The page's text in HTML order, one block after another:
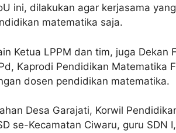
ini, dilakukan agar kerjasama
matematika saja.
Ketua LPPM dan tim, juga Dekan
Kaprodi Pendidikan Matematika
dosen pendidikan matematika.
Desa Garajati, Korwil
se-Kecamatan Ciwaru, guru SDN